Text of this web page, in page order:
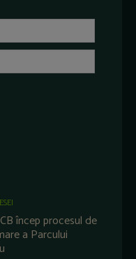
încep procesul de
a Parcului